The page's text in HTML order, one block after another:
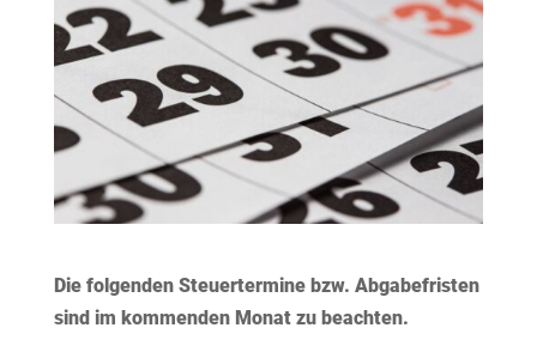
Die folgenden Steuertermine bzw. Abgabefristen
sind im kommenden Monat zu beachten.